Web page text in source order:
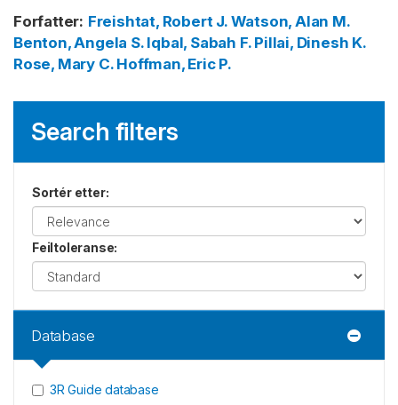
Forfatter: Freishtat, Robert J. Watson, Alan M.
Benton, Angela S. Iqbal, Sabah F. Pillai, Dinesh K.
Rose, Mary C. Hoffman, Eric P.
Search filters
Sortér etter:
Feiltoleranse:
Database
3R Guide database